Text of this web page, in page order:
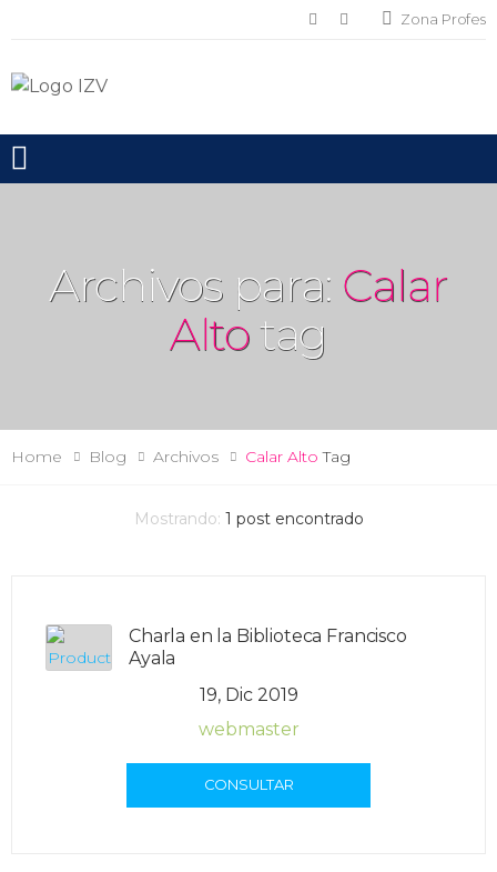
Zona Profes
Toggle mobile menu
Archivos para: Calar
Altotag
Home Blog Archivos Calar Alto Tag
Mostrando: 1 post encontrado
Charla en la Biblioteca Francisco
Ayala
19, Dic 2019
webmaster
CONSULTAR